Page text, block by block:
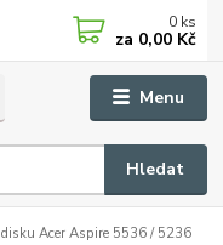
Menu
Hledat
0 ks
za 0,00 Kč
Acer Aspire 5536 / 5236